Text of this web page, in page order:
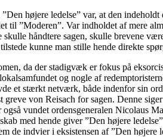
højere ledelse” var, at den
til ”Moderen”. Var indholdet af mere
håndtere sagen, skulle brevene
kunne man stille hende direkte
da der stadigvæk er fokus på
og nogle af
et stærkt netværk, både indenfor sin
von Reisach for sagen. Denne
vundet ordensgeneralen Nicolaus
med hende giver ”Den højere
de indvier i eksistensen af ”Den